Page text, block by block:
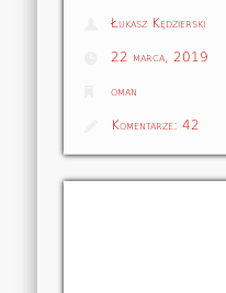
Łukasz Kędzierski
22 marca, 2019
oman
Komentarze:42